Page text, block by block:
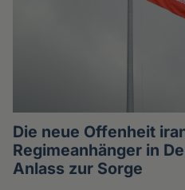
Die neue Offenheit
Regimeanhänger in
Anlass zur Sorge